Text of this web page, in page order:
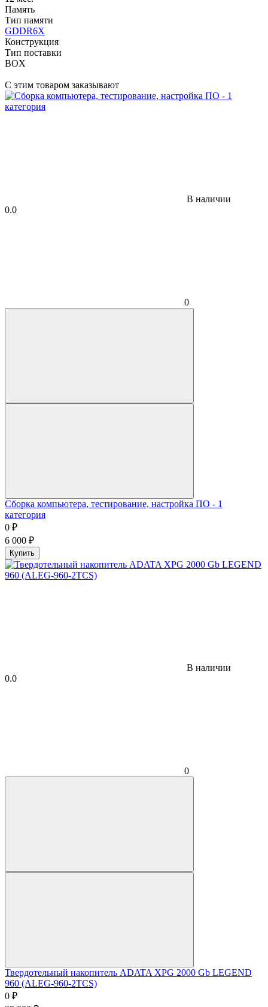
Память
Тип памяти
GDDR6X
Конструкция
Тип поставки
BOX
С этим товаром заказывают
В наличии
0.0
0
Сборка компьютера, тестирование, настройка ПО - 1
категория
0 ₽
6 000 ₽
Купить
В наличии
0.0
0
Твердотельный накопитель ADATA XPG 2000 Gb LEGEND
960 (ALEG-960-2TCS)
0 ₽